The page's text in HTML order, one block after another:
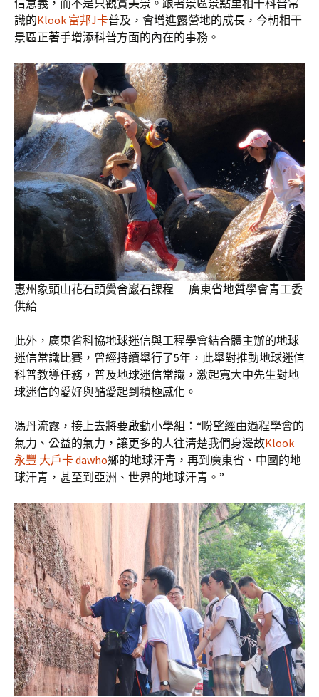
信意義，而不是只觀賞美景。跟著景區景點里相干科普常
識的Klook 富邦J卡普及，會增進露營地的成長，今朝相干
景區正著手增添科普方面的內在的事務。
惠州象頭山花石頭黌舍巖石課程 廣東省地質學會青工委
供給
此外，廣東省科協地球迷信與工程學會結合體主辦的地球
迷信常識比賽，曾經持續舉行了5年，此舉對推動地球迷信
科普教導任務，普及地球迷信常識，激起寬大中先生對地
球迷信的愛好與酷愛起到積極感化。
馮丹流露，接上去將要啟動小學組：“盼望經由過程學會的
氣力、公益的氣力，讓更多的人往清楚我們身邊故Klook
永豐 大戶卡 dawho鄉的地球汗青，再到廣東省、中國的地
球汗青，甚至到亞洲、世界的地球汗青。”